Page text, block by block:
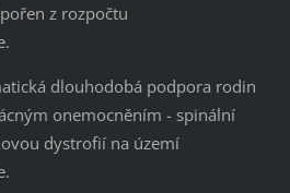
z rozpočtu
dlouhodobá podpora rodin
onemocněním - spinální
dystrofií na území